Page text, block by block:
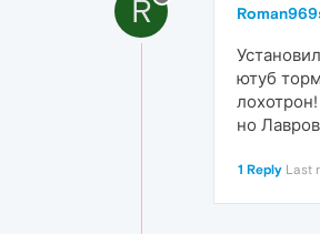
R
ютуб
но
1 Reply Last